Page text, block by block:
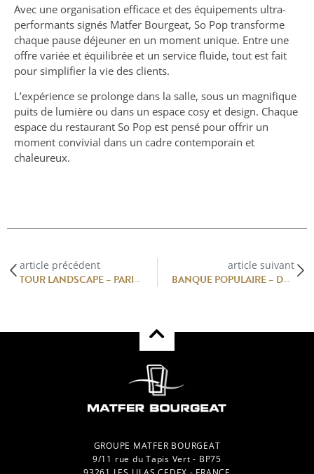
Avec une organisation efficace et des équipements ultra-
performants signés Matfer Bourgeat, So Pop transforme
chaque pause déjeuner en un moment unique. Entre une
offre variée et équilibrée et un service fluide, tout est fait
pour simplifier la vie des clients.
L’expérience se prolonge dans la salle, sous un magnifique
puits de lumière ou dans un espace cosy et design. Chaque
espace du restaurant So Pop est pensé pour offrir un
moment convivial dans un cadre contemporain et
chaleureux.
article précédent
TOUR LANDSCAPE – PARIS – LA DÉFENSE : UNE EXPÉRIENCE GASTRONOMIQUE MODERNE SIGNÉE MATFER BOURGEAT
article suivant
BANQUE POPULAIRE – DEUX RESTAURANTS D’ENTREPRISE SIGNÉS MATFER BOURGEAT
GROUPE MATFER BOURGEAT
9/11 rue du Tapis Vert - BP75